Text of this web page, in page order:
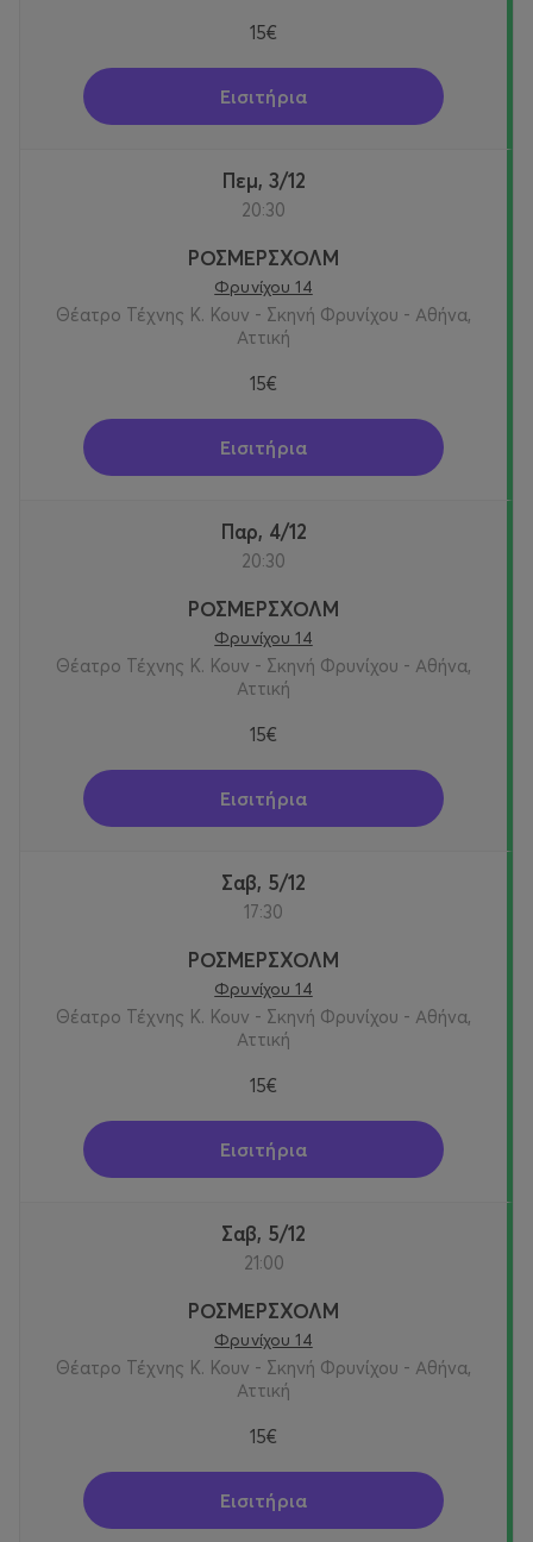
15€
Εισιτήρια
Πεμ, 3/12
20:30
ΡΟΣΜΕΡΣΧΟΛΜ
Φρυνίχου 14
Θέατρο Τέχνης Κ. Κουν - Σκηνή Φρυνίχου - Αθήνα,
Αττική
15€
Εισιτήρια
Παρ, 4/12
20:30
ΡΟΣΜΕΡΣΧΟΛΜ
Φρυνίχου 14
Θέατρο Τέχνης Κ. Κουν - Σκηνή Φρυνίχου - Αθήνα,
Αττική
15€
Εισιτήρια
Σαβ, 5/12
17:30
ΡΟΣΜΕΡΣΧΟΛΜ
Φρυνίχου 14
Θέατρο Τέχνης Κ. Κουν - Σκηνή Φρυνίχου - Αθήνα,
Αττική
15€
Εισιτήρια
Σαβ, 5/12
21:00
ΡΟΣΜΕΡΣΧΟΛΜ
Φρυνίχου 14
Θέατρο Τέχνης Κ. Κουν - Σκηνή Φρυνίχου - Αθήνα,
Αττική
15€
Εισιτήρια